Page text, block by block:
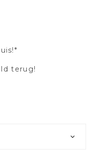
terug!